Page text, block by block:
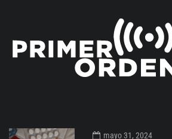
mayo 31, 2024